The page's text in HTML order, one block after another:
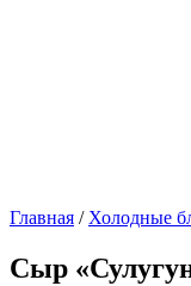
Главная / Холодные
Сыр